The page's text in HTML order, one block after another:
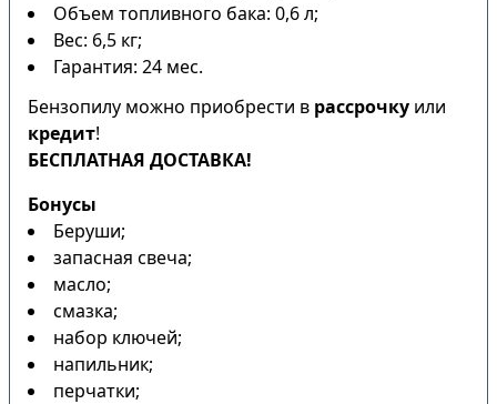
Объем топливного бака: 0,6 л;
Вес: 6,5 кг;
Гарантия: 24 мес.
Бензопилу можно приобрести в рассрочку или
кредит!
БЕСПЛАТНАЯ ДОСТАВКА!
Бонусы
Беруши;
запасная свеча;
масло;
смазка;
набор ключей;
напильник;
перчатки;